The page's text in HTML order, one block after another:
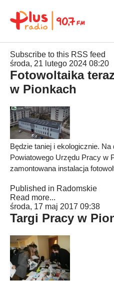
Subscribe to this RSS feed
środa, 21 lutego 2024 08:20
Fotowoltaika
w Pionkach
Będzie taniej i ekologicznie. Na
Powiatowego Urzędu Pracy w
zamontowana instalacja
Published in Radomskie
Read more...
środa, 17 maj 2017 09:38
Targi Pracy w